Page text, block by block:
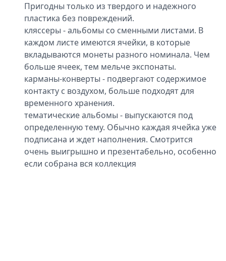
Пригодны только из твердого и надежного
пластика без повреждений.
кляссеры - альбомы со сменными листами. В
каждом листе имеются ячейки, в которые
вкладываются монеты разного номинала. Чем
больше ячеек, тем мельче экспонаты.
карманы-конверты - подвергают содержимое
контакту с воздухом, больше подходят для
временного хранения.
тематические альбомы - выпускаются под
определенную тему. Обычно каждая ячейка уже
подписана и ждет наполнения. Смотрится
очень выигрышно и презентабельно, особенно
если собрана вся коллекция